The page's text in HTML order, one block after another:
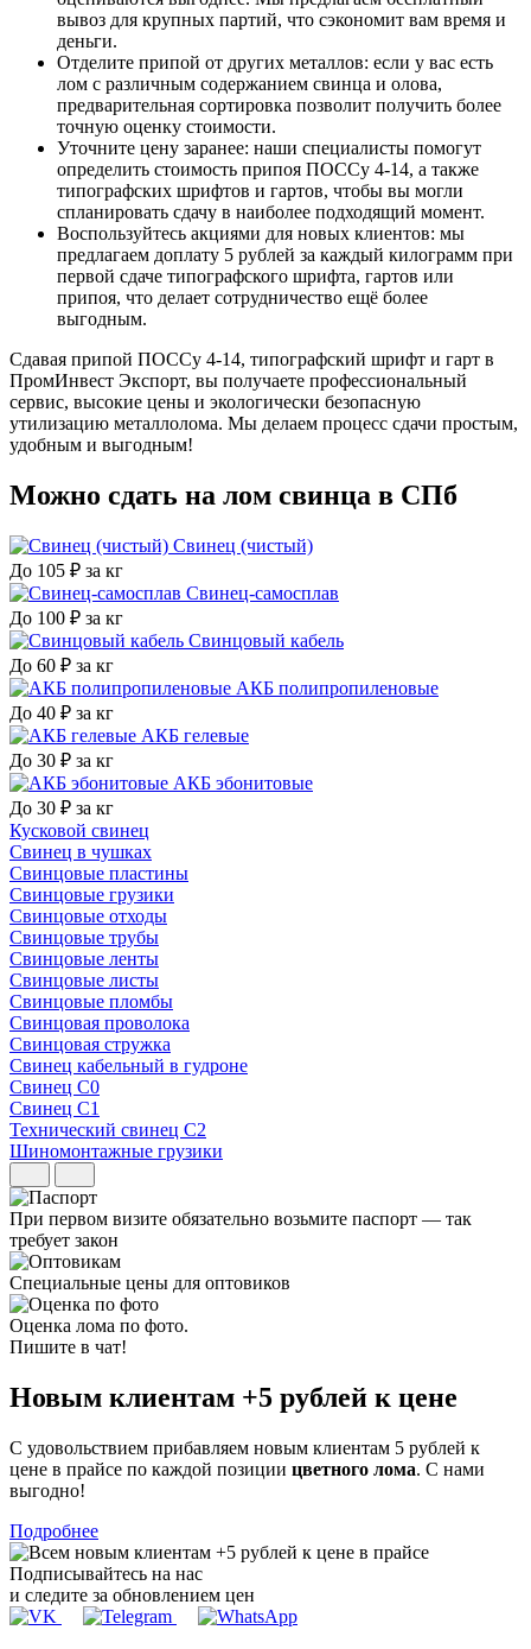
вывоз для крупных партий, что сэкономит вам время и
деньги.
Отделите припой от других металлов: если у вас есть
лом с различным содержанием свинца и олова,
предварительная сортировка позволит получить более
точную оценку стоимости.
Уточните цену заранее: наши специалисты помогут
определить стоимость припоя ПОССу 4-14, а также
типографских шрифтов и гартов, чтобы вы могли
спланировать сдачу в наиболее подходящий момент.
Воспользуйтесь акциями для новых клиентов: мы
предлагаем доплату 5 рублей за каждый килограмм при
первой сдаче типографского шрифта, гартов или
припоя, что делает сотрудничество ещё более
выгодным.
Сдавая припой ПОССу 4-14, типографский шрифт и гарт в
ПромИнвест Экспорт, вы получаете профессиональный
сервис, высокие цены и экологически безопасную
утилизацию металлолома. Мы делаем процесс сдачи простым,
удобным и выгодным!
Можно сдать на лом свинца в СПб
Свинец (чистый)
До 105 ₽ за кг
Свинец-самосплав
До 100 ₽ за кг
Свинцовый кабель
До 60 ₽ за кг
АКБ полипропиленовые
До 40 ₽ за кг
АКБ гелевые
До 30 ₽ за кг
АКБ эбонитовые
До 30 ₽ за кг
Кусковой свинец
Свинец в чушках
Свинцовые пластины
Свинцовые грузики
Свинцовые отходы
Свинцовые трубы
Свинцовые ленты
Свинцовые листы
Свинцовые пломбы
Свинцовая проволока
Свинцовая стружка
Свинец кабельный в гудроне
Свинец С0
Свинец С1
Технический свинец С2
Шиномонтажные грузики
При первом визите обязательно возьмите паспорт — так
требует закон
Специальные цены для оптовиков
Оценка лома по фото.
Пишите в чат!
Новым клиентам +5 рублей к цене
С удовольствием прибавляем новым клиентам 5 рублей к
цене в прайсе по каждой позиции цветного лома. С нами
выгодно!
Подробнее
Подписывайтесь на нас
и следите за обновлением цен